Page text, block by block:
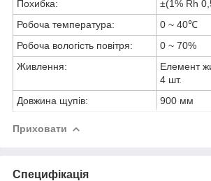
Похибка:
±(1% Rh
Робоча температура:
0 ~ 40℃
Робоча вологість повітря:
0 ~ 70%
Живлення:
Елемент
4 шт.
Довжина щупів:
900 мм
Приховати
Специфікація